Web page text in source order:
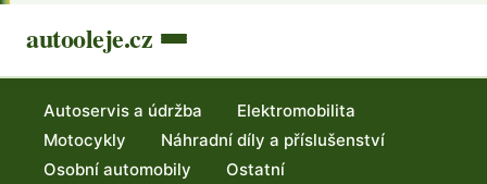
autooleje.cz
Autoservis a údržba
Elektromobilita
Motocykly
Náhradní díly a příslušenství
Osobní automobily
Ostatní